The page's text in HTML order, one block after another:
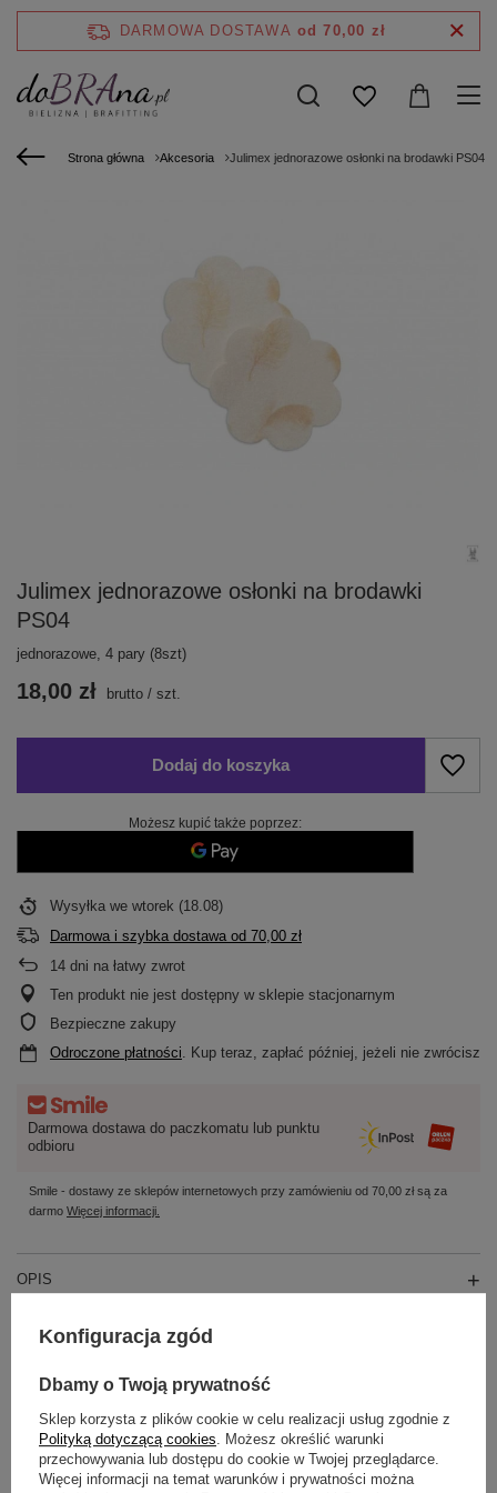
DARMOWA DOSTAWA od 70,00 zł
Strona główna Akcesoria Julimex jednorazowe osłonki na brodawki PS04
Julimex jednorazowe osłonki na brodawki
PS04
jednorazowe, 4 pary (8szt)
18,00 zł brutto / szt.
Dodaj do koszyka
Możesz kupić także poprzez:
Wysyłka we wtorek (18.08)
Darmowa i szybka dostawa od 70,00 zł
14 dni na łatwy zwrot
Ten produkt nie jest dostępny w sklepie stacjonarnym
Bezpieczne zakupy
Odroczone płatności . Kup teraz, zapłać później, jeżeli nie zwrócisz
Darmowa dostawa do paczkomatu lub punktu
odbioru
Smile - dostawy ze sklepów internetowych przy zamówieniu od 70,00 złsą za
darmo Więcej informacji.
OPIS
SZCZEGÓŁOWE DANE
OPINIE (0)
Potrzebujesz pomocy? Masz pytania?
Konfiguracja zgód
Dbamy o Twoją prywatność
Sklep korzysta z plików cookie w celu realizacji usług zgodnie z
Polityką dotyczącą cookies. Możesz określić warunki
przechowywania lub dostępu do cookie w Twojej przeglądarce.
Więcej informacji na temat warunków i prywatności można